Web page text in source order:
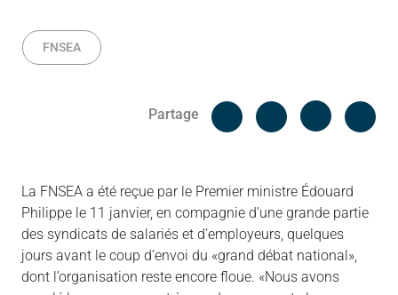
FNSEA
Partage
Facebook
La FNSEA a été reçue par le Premier ministre Édouard
Philippe le 11 janvier, en compagnie d’une grande partie
des syndicats de salariés et d’employeurs, quelques
jours avant le coup d’envoi du «grand débat national»,
dont l’organisation reste encore floue. «Nous avons